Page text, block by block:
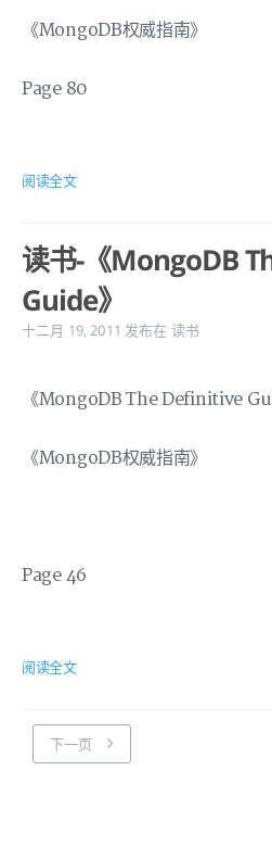
《MongoDB权威指南》
Page 80
阅读全文
读书-《MongoDB
Guide》
十二月 19, 2011 发布在 读书
《MongoDB The Definitive
《MongoDB权威指南》
Page 46
阅读全文
下一页